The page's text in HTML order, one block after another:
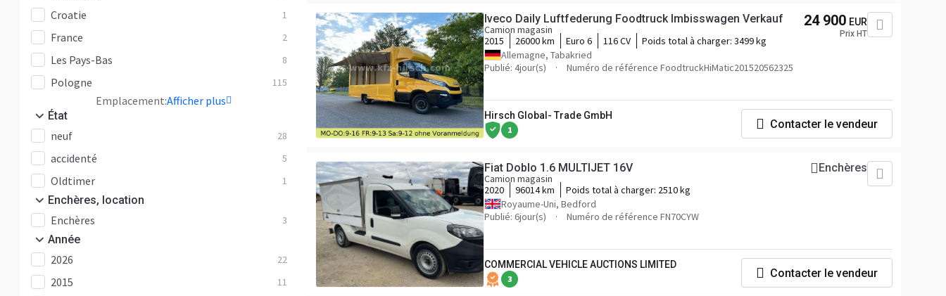
Croatie 1
France 2
Les Pays-Bas 8
Pologne 115
Emplacement:Afficher plus
État
neuf 28
accidenté 5
Oldtimer 1
Enchères, location
Enchères 3
Année
2026 22
2015 11
Iveco Daily Luftfederung Foodtruck Imbisswagen Verkauf
Camion magasin
2015
26000 km Euro 6 116 CV Poids total à charger: 3499 kg
Allemagne, Tabakried
Publié: 4jour(s)
Numéro de référence FoodtruckHiMatic201520562325
24 900 EUR
Prix HT
Hirsch Global- Trade GmbH
1 Contacter le vendeur
Fiat Doblo 1.6 MULTIJET 16V
Camion magasin
2020
96014 km Poids total à charger: 2510 kg
Royaume-Uni, Bedford
Publié: 6jour(s)
Numéro de référence FN70CYW
Enchères
COMMERCIAL VEHICLE AUCTIONS LIMITED
3 Contacter le vendeur